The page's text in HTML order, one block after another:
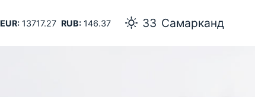
EUR:13717.27 RUB:146.37 33 Самарканд